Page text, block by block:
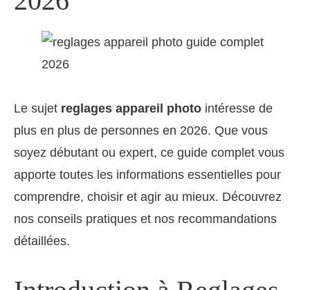
Le sujet reglages appareil photo intéresse de
plus en plus de personnes en 2026. Que vous
soyez débutant ou expert, ce guide complet vous
apporte toutes les informations essentielles pour
comprendre, choisir et agir au mieux. Découvrez
nos conseils pratiques et nos recommandations
détaillées.